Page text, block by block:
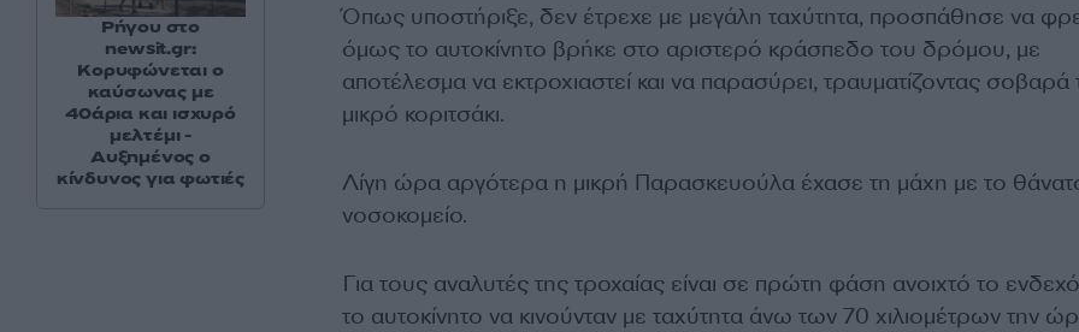
Όπως υποστήριξε, δεν έτρεχε με μεγάλη ταχύτητα, προσπάθησε να
όμως το αυτοκίνητο βρήκε στο αριστερό κράσπεδο του δρόμου, με
αποτέλεσμα να εκτροχιαστεί και να παρασύρει, τραυματίζοντας σοβαρά
μικρό κοριτσάκι.
Λίγη ώρα αργότερα η μικρή Παρασκευούλα έχασε τη μάχη με το
νοσοκομείο.
Για τους αναλυτές της τροχαίας είναι σε πρώτη φάση ανοιχτό το
το αυτοκίνητο να κινούνταν με ταχύτητα άνω των 70 χιλιομέτρων την
Ρήγου στο
newsit.gr:
Κορυφώνεται ο
καύσωνας με
40άρια και ισχυρό
μελτέμι -
Αυξημένος ο
κίνδυνος για φωτιές